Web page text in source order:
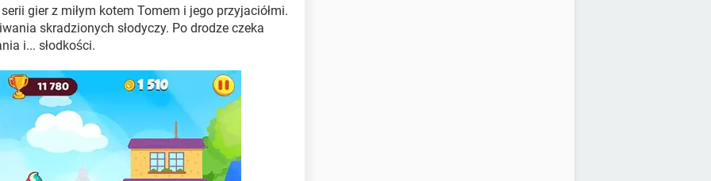
gier z miłym kotem Tomem i jego przyjaciółmi.
skradzionych słodyczy. Po drodze czeka
i... słodkości.